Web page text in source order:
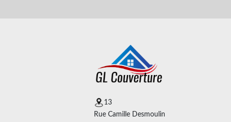
13
Rue Camille Desmoulin